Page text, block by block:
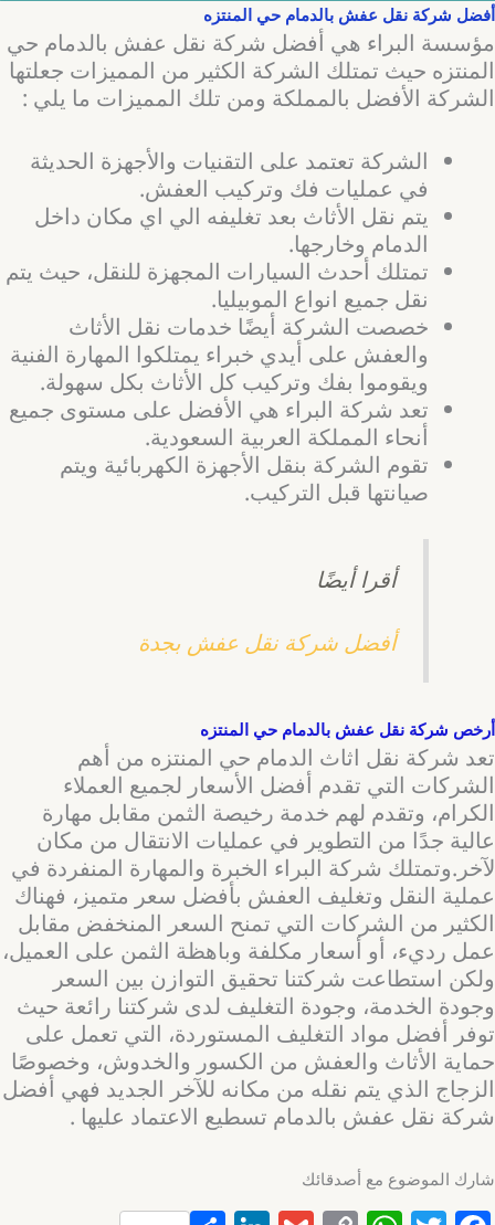
أفضل شركة نقل عفش بالدمام حي المنتزه
مؤسسة البراء هي أفضل شركة نقل عفش بالدمام حي
المنتزه حيث تمتلك الشركة الكثير من المميزات جعلتها
الشركة الأفضل بالمملكة ومن تلك المميزات ما يلي :
الشركة تعتمد على التقنيات والأجهزة الحديثة
في عمليات فك وتركيب العفش.
يتم نقل الأثاث بعد تغليفه الي اي مكان داخل
الدمام وخارجها.
تمتلك أحدث السيارات المجهزة للنقل، حيث يتم
نقل جميع انواع الموبيليا.
خصصت الشركة أيضًا خدمات نقل الأثاث
والعفش على أيدي خبراء يمتلكوا المهارة الفنية
ويقوموا بفك وتركيب كل الأثاث بكل سهولة.
تعد شركة البراء هي الأفضل على مستوى جميع
أنحاء المملكة العربية السعودية.
تقوم الشركة بنقل الأجهزة الكهربائية ويتم
صيانتها قبل التركيب.
أقرا أيضًا
أفضل شركة نقل عفش بجدة
أرخص شركة نقل عفش بالدمام حي المنتزه
تعد شركة نقل اثاث الدمام حي المنتزه من أهم
الشركات التي تقدم أفضل الأسعار لجميع العملاء
الكرام، وتقدم لهم خدمة رخيصة الثمن مقابل مهارة
عالية جدًا من التطوير في عمليات الانتقال من مكان
لآخر.وتمتلك شركة البراء الخبرة والمهارة المنفردة في
عملية النقل وتغليف العفش بأفضل سعر متميز، فهناك
الكثير من الشركات التي تمنح السعر المنخفض مقابل
عمل رديء، أو أسعار مكلفة وباهظة الثمن على العميل،
ولكن استطاعت شركتنا تحقيق التوازن بين السعر
وجودة الخدمة، وجودة التغليف لدى شركتنا رائعة حيث
توفر أفضل مواد التغليف المستوردة، التي تعمل على
حماية الأثاث والعفش من الكسور والخدوش، وخصوصًا
الزجاج الذي يتم نقله من مكانه للآخر الجديد فهي أفضل
شركة نقل عفش بالدمام تسطيع الاعتماد عليها .
شارك الموضوع مع أصدقائك